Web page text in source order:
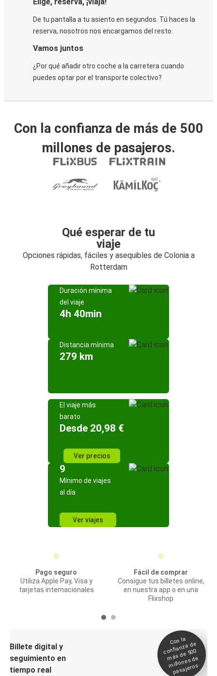
De tu pantalla a tu asiento en segundos. Tú haces la
reserva, nosotros nos encargamos del resto.
Vamos juntos
¿Por qué añadir otro coche a la carretera cuando
puedes optar por el transporte colectivo?
Con la confianza de más de 500
millones de pasajeros.
Qué esperar de tu
viaje
Opciones rápidas, fáciles y asequibles de Colonia a
Rotterdam
Duración mínima
del viaje
4h 40min
Distancia mínima
279 km
El viaje más
barato
Desde 20,98 €
Ver precios
9
Mínimo de viajes
al día
Ver viajes
Pago seguro
Utiliza Apple Pay, Visa y
tarjetas internacionales
Fácil de comprar
Consigue tus billetes online,
en nuestra app o en una
Flixshop
Billete digital y
seguimiento en
tiempo real
Con la
confianza de
más de 500
millones de
pasajeros